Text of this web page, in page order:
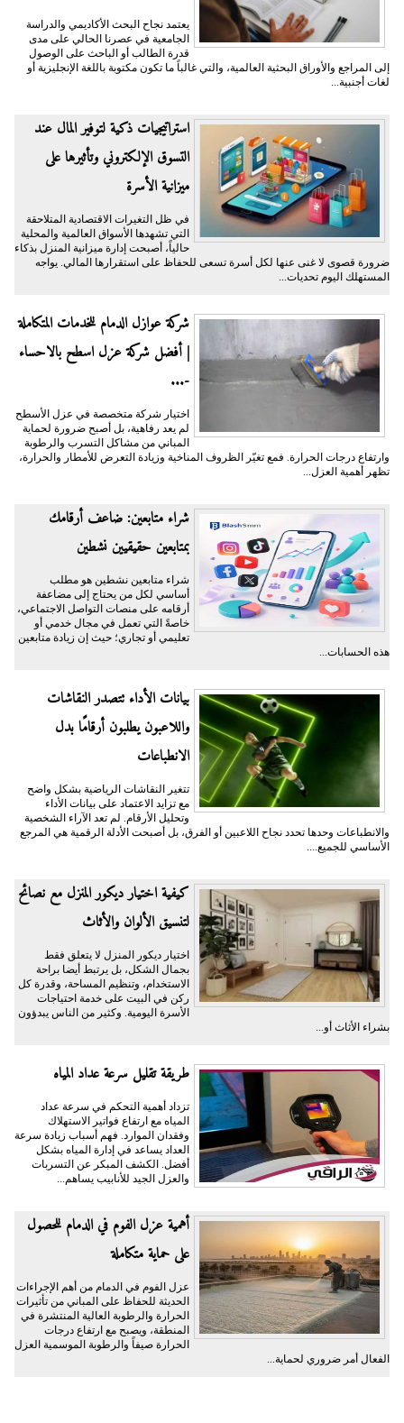
يعتمد نجاح البحث الأكاديمي والدراسة
الجامعية في عصرنا الحالي على مدى
قدرة الطالب أو الباحث على الوصول
إلى المراجع والأوراق البحثية العالمية، والتي غالباً ما تكون مكتوبة باللغة الإنجليزية أو
لغات أجنبية...
​استراتيجيات ذكية لتوفير المال عند
التسوق الإلكتروني وتأثيرها على
ميزانية الأسرة
​في ظل التغيرات الاقتصادية المتلاحقة
التي تشهدها الأسواق العالمية والمحلية
حالياً، أصبحت إدارة ميزانية المنزل بذكاء
ضرورة قصوى لا غنى عنها لكل أسرة تسعى للحفاظ على استقرارها المالي. يواجه
المستهلك اليوم تحديات...
شركة عوازل الدمام للخدمات المتكاملة
| أفضل شركة عزل اسطح بالاحساء
-...
اختيار شركة متخصصة في عزل الأسطح
لم يعد رفاهية، بل أصبح ضرورة لحماية
المباني من مشاكل التسرب والرطوبة
وارتفاع درجات الحرارة. فمع تغيّر الظروف المناخية وزيادة التعرض للأمطار والحرارة،
تظهر أهمية العزل...
شراء متابعين: ضاعف أرقامك
بمتابعين حقيقيين نشطين
شراء متابعين نشطين هو مطلب
أساسي لكل من يحتاج إلى مضاعفة
أرقامه على منصات التواصل الاجتماعي،
خاصةً التي تعمل في مجال خدمي أو
تعليمي أو تجاري؛ حيث إن زيادة متابعين
هذه الحسابات...
بيانات الأداء تتصدر النقاشات
واللاعبون يطلبون أرقامًا بدل
الانطباعات
تتغير النقاشات الرياضية بشكل واضح
مع تزايد الاعتماد على بيانات الأداء
وتحليل الأرقام. لم تعد الآراء الشخصية
والانطباعات وحدها تحدد نجاح اللاعبين أو الفرق، بل أصبحت الأدلة الرقمية هي المرجع
الأساسي للجميع....
كيفية اختيار ديكور المنزل مع نصائح
لتنسيق الألوان والأثاث
اختيار ديكور المنزل لا يتعلق فقط
بجمال الشكل، بل يرتبط أيضا براحة
الاستخدام، وتنظيم المساحة، وقدرة كل
ركن في البيت على خدمة احتياجات
الأسرة اليومية. وكثير من الناس يبدؤون
بشراء الأثاث أو...
طريقة تقليل سرعة عداد المياه
تزداد أهمية التحكم في سرعة عداد
المياه مع ارتفاع فواتير الاستهلاك
وفقدان الموارد. فهم أسباب زيادة سرعة
العداد يساعد في إدارة المياه بشكل
أفضل. الكشف المبكر عن التسربات
والعزل الجيد للأنابيب يساهم...
أهمية عزل الفوم في الدمام للحصول
على حماية متكاملة
عزل الفوم في الدمام من أهم الإجراءات
الحديثة للحفاظ على المباني من تأثيرات
الحرارة والرطوبة العالية المنتشرة في
المنطقة، ويصبح مع ارتفاع درجات
الحرارة صيفاً والرطوبة الموسمية العزل
الفعال أمر ضروري لحماية...